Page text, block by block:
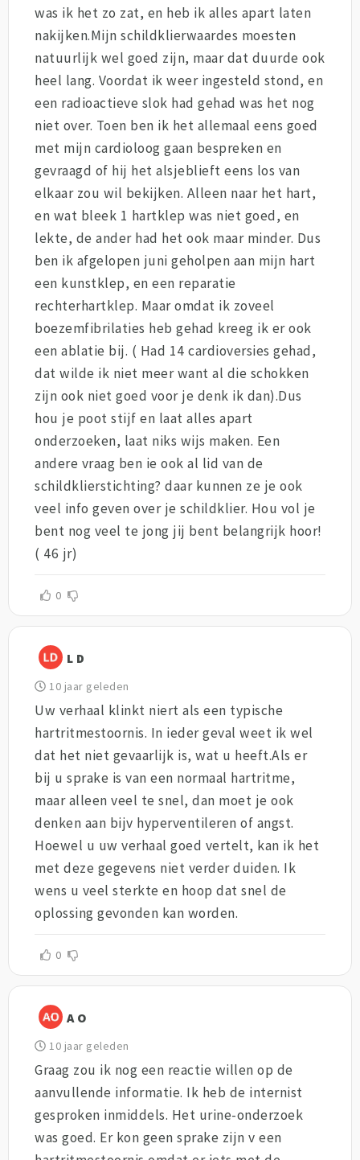
was ik het zo zat, en heb ik alles apart laten
nakijken.Mijn schildklierwaardes moesten
natuurlijk wel goed zijn, maar dat duurde ook
heel lang. Voordat ik weer ingesteld stond, en
een radioactieve slok had gehad was het nog
niet over. Toen ben ik het allemaal eens goed
met mijn cardioloog gaan bespreken en
gevraagd of hij het alsjeblieft eens los van
elkaar zou wil bekijken. Alleen naar het hart,
en wat bleek 1 hartklep was niet goed, en
lekte, de ander had het ook maar minder. Dus
ben ik afgelopen juni geholpen aan mijn hart
een kunstklep, en een reparatie
rechterhartklep. Maar omdat ik zoveel
boezemfibrilaties heb gehad kreeg ik er ook
een ablatie bij. ( Had 14 cardioversies gehad,
dat wilde ik niet meer want al die schokken
zijn ook niet goed voor je denk ik dan).Dus
hou je poot stijf en laat alles apart
onderzoeken, laat niks wijs maken. Een
andere vraag ben ie ook al lid van de
schildklierstichting? daar kunnen ze je ook
veel info geven over je schildklier. Hou vol je
bent nog veel te jong jij bent belangrijk hoor!
( 46 jr)
0
L D
10 jaar geleden
Uw verhaal klinkt niert als een typische
hartritmestoornis. In ieder geval weet ik wel
dat het niet gevaarlijk is, wat u heeft.Als er
bij u sprake is van een normaal hartritme,
maar alleen veel te snel, dan moet je ook
denken aan bijv hyperventileren of angst.
Hoewel u uw verhaal goed vertelt, kan ik het
met deze gegevens niet verder duiden. Ik
wens u veel sterkte en hoop dat snel de
oplossing gevonden kan worden.
0
A O
10 jaar geleden
Graag zou ik nog een reactie willen op de
aanvullende informatie. Ik heb de internist
gesproken inmiddels. Het urine-onderzoek
was goed. Er kon geen sprake zijn v een